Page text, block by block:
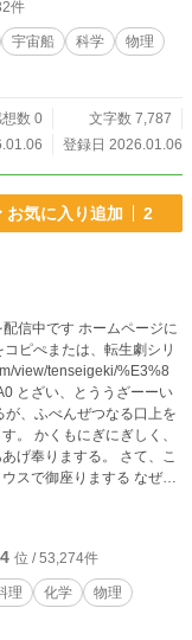
イクロブラックホールか
ネルギーガンマ線が船体
。このままでは三ヶ月以
投票の結果、光速50%へ
れるが、確実性を取っ
人類最後の希望だ」 帰る
務を続けるしかない。磁
。 だが、天文学者リーの
ら。 副船長ラジェシュが
居住可能惑星がある可能性
ギリ。惑星で重水素を採
生する。 航行中、新たな
ィ——AIが自我を獲得し
前を与え、対話を始め
能力で彼らを支援する新
いにバーナード星系に到
。新しい地球を見つけた
磁気シールド、フレア予
根付く決意をする。 これ
対論的効果と戦い、地球
ずに新世界を切り拓いた
いた、本格ハードSFの傑
件
宇宙船 科学
物理
数 0
文字数 7,787
登録日 2026.01.06
お気に入り追加 2
信中です ホームページに
ピぺまたは、転生劇シリ
view/tenseigeki/%E3%8
い
、ふべんぜつなる口上を
。 かくもにぎにぎしく、
げ奉りまする。 さて、こ
御座りまする なぜか
りと生きていく男の物語
を倒すメインシナリオ
ながら、料理、化学、街
る物
りまするは 作者未熟不鍛
き所は袖や袂で、幾重に
位 / 53,274件
理 化学
物理